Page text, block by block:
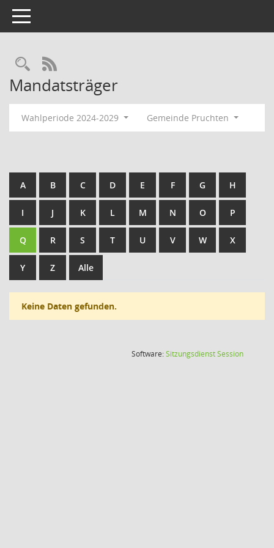
Toggle navigation
Rechercheauswahl
RSS-Feed
Mandatsträger
Wahlperiode 2024-2029 Gemeinde Pruchten
A B C D E F G H
I J K L M N O P
Q R S T U V W X
Y Z Alle
Keine Daten gefunden.
Software:SitzungsdienstSession(Wird in